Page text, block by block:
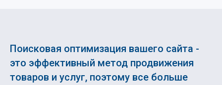
Поисковая оптимизация вашего сайта -
это эффективный метод продвижения
товаров и услуг, поэтому все больше